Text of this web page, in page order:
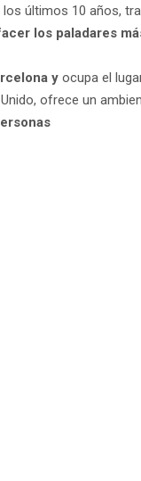
últimos 10 años,
los paladares
y ocupa el
ofrece un